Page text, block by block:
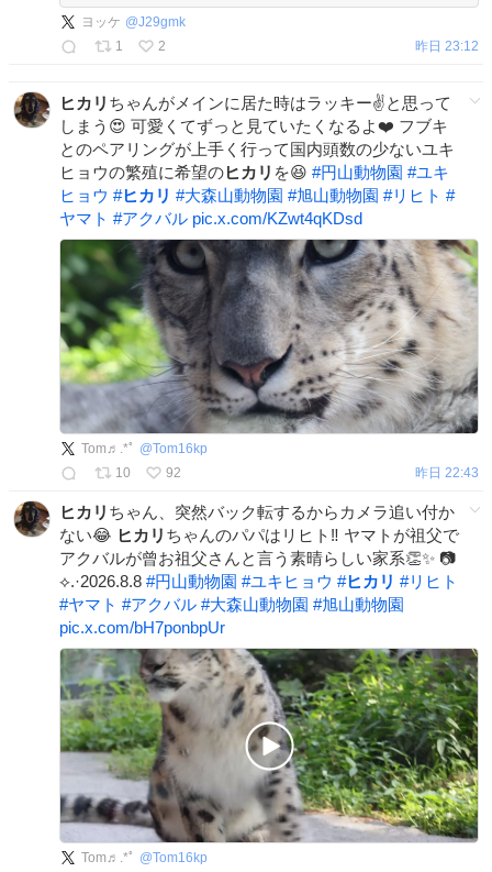
ヨッケ @J29gmk
1
2 昨日 23:12
ヒカリ ちゃんがメインに居た時はラッキー✌️と思って
しまう😍 可愛くてずっと見ていたくなるよ❤️ フブキ
とのペアリングが上手く行って国内頭数の少ないユキ
ヒョウの繁殖に希望のヒカリ を😆 #円山動物園 #ユキ
ヒョウ #ヒカリ #大森山動物園 #旭山動物園 #リヒト #
ヤマト #アクバル pic.x.com/KZwt4qKDsd
Tom♬.*ﾟ @Tom16kp
10
92 昨日 22:43
ヒカリ ちゃん、突然バック転するからカメラ追い付か
ない😂 ヒカリ ちゃんのパパはリヒト‼️ ヤマトが祖父で
アクバルが曾お祖父さんと言う素晴らしい家系👏✨️ 📷
⟡.·2026.8.8 #円山動物園 #ユキヒョウ #ヒカリ #リヒト
#ヤマト #アクバル #大森山動物園 #旭山動物園
pic.x.com/bH7ponbpUr
Tom♬.*ﾟ @Tom16kp